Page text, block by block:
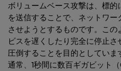
ボリュームベース攻撃は、標的
を送信することで、ネットワ
させようとするものです。こ
ビスを遅くしたり完全に停止
圧倒することを目的としてい
通常、1秒間に数百ギガビット